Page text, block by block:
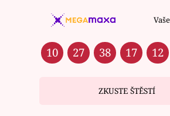
10 27 38 17 12
ZKUSTE ŠTĚSTÍ